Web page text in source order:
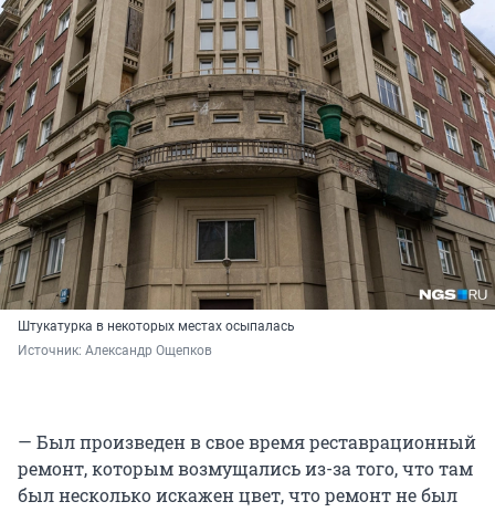
Штукатурка в некоторых местах осыпалась
Источник: Александр Ощепков
— Был произведен в свое время реставрационный
ремонт, которым возмущались из-за того, что там
был несколько искажен цвет, что ремонт не был